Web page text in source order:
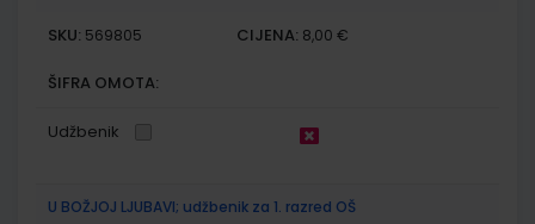
SKU: 569805 CIJENA: 8,00 €
ŠIFRA OMOTA:
Udžbenik
U BOŽJOJ LJUBAVI; udžbenik za 1. razred OŠ